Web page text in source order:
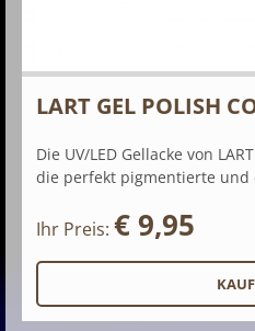
LART GEL POLISH
Die UV/LED Gellacke von
die perfekt pigmentierte und
Ihr Preis: € 9,95